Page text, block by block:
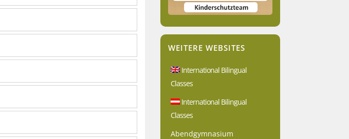
WEITERE WEBSITES
International Bilingual
Classes
International Bilingual
Classes
Abendgymnasium